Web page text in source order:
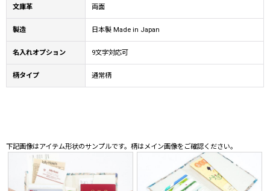
文庫革 両面
製造 日本製 Made in Japan
名入れオプション 9文字対応可
柄タイプ 通常柄
下記画像はアイテム形状のサンプルです。柄はメイン画像をご確認ください。